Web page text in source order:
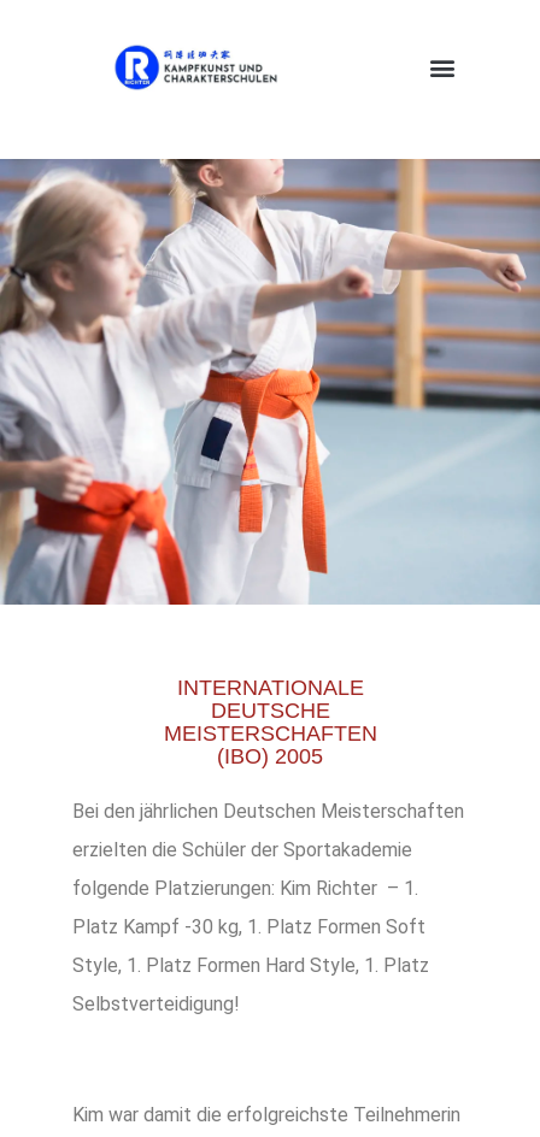
INTERNATIONALE
DEUTSCHE
MEISTERSCHAFTEN
(IBO) 2005
Bei den jährlichen Deutschen Meisterschaften
erzielten die Schüler der Sportakademie
folgende Platzierungen: Kim Richter – 1.
Platz Kampf -30 kg, 1. Platz Formen Soft
Style, 1. Platz Formen Hard Style, 1. Platz
Selbstverteidigung!
Kim war damit die erfolgreichste Teilnehmerin